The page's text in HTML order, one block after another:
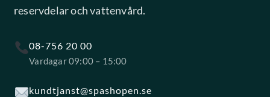
reservdelar och vattenvård.
08-756 20 00
Vardagar 09:00 – 15:00
kundtjanst@spashopen.se